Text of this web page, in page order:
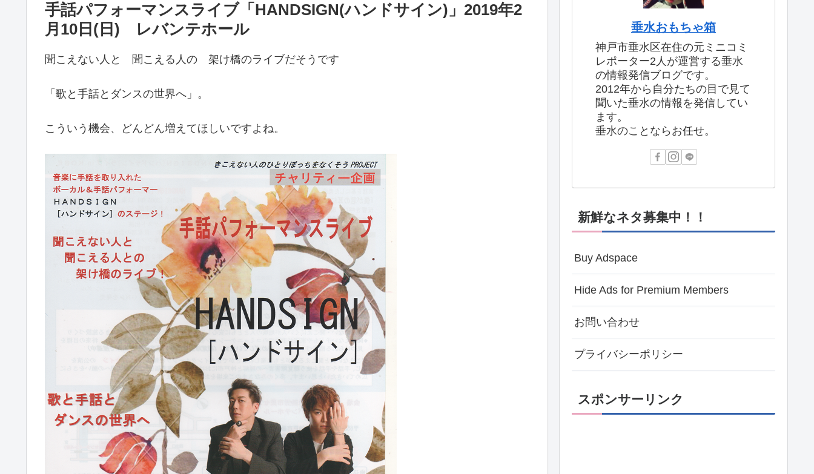
手話パフォーマンスライブ「HANDSIGN(ハンドサイン)」2019年2
月10日(日) レバンテホール
聞こえない人と 聞こえる人の 架け橋のライブだそうです
「歌と手話とダンスの世界へ」。
こういう機会、どんどん増えてほしいですよね。
垂水おもちゃ箱
神戸市垂水区在住の元ミニコミ
レポーター2人が運営する垂水
の情報発信ブログです。
2012年から自分たちの目で見て
聞いた垂水の情報を発信してい
ます。
垂水のことならお任せ。
新鮮なネタ募集中！！
Buy Adspace
Hide Ads for Premium Members
お問い合わせ
プライバシーポリシー
スポンサーリンク